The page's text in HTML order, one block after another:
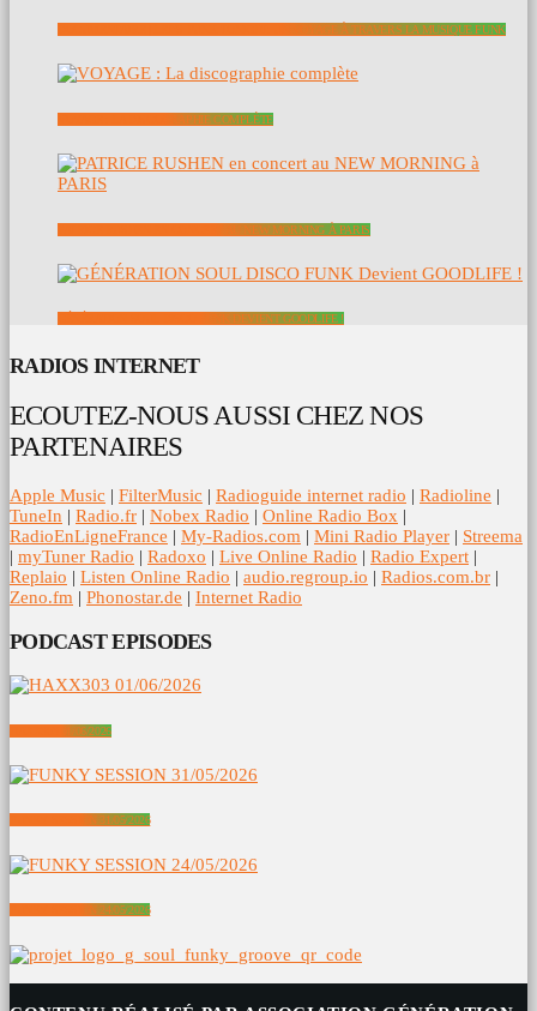
DOCUMENTAIRE | LET’S FUNK TONIGHT: UN VOYAGE À TRAVERS LA MUSIQUE FUNK
VOYAGE : LA DISCOGRAPHIE COMPLÈTE
PATRICE RUSHEN EN CONCERT AU NEW MORNING À PARIS
GÉNÉRATION SOUL DISCO FUNK DEVIENT GOODLIFE !
RADIOS INTERNET
ECOUTEZ-NOUS AUSSI CHEZ NOS
PARTENAIRES
Apple Music | FilterMusic | Radioguide internet radio | Radioline |
TuneIn | Radio.fr | Nobex Radio | Online Radio Box |
RadioEnLigneFrance | My-Radios.com | Mini Radio Player | Streema
| myTuner Radio | Radoxo | Live Online Radio | Radio Expert |
Replaio | Listen Online Radio | audio.regroup.io | Radios.com.br |
Zeno.fm | Phonostar.de | Internet Radio
PODCAST EPISODES
HAXX303 01/06/2026
FUNKY SESSION 31/05/2026
FUNKY SESSION 24/05/2026